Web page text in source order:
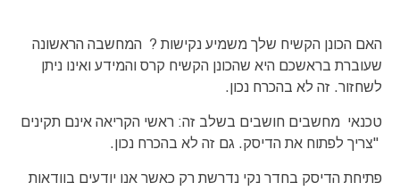
האם הכונן הקשיח שלך משמיע נקישות ? המחשבה הראשונה
שעוברת בראשכם היא שהכונן הקשיח קרס והמידע ואינו ניתן
לשחזור. זה לא בהכרח נכון.
טכנאי מחשבים חושבים בשלב זה: ראשי הקריאה אינם תקינים
"צריך לפתוח את הדיסק. גם זה לא בהכרח נכון.
פתיחת הדיסק בחדר נקי נדרשת רק כאשר אנו יודעים בוודאות